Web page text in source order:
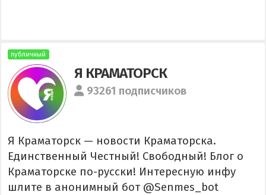
публичный
Я КРАМАТОРСК
93261 подписчиков
Я Краматорск — новости Краматорска.
Единственный Честный! Свободный! Блог о
Краматорске по-русски! Интересную инфу
шлите в анонимный бот @Senmes_bot